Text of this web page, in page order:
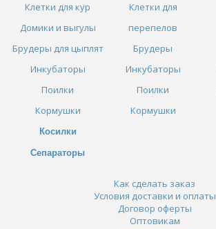
Клетки для кур
Домики и выгулы
Брудеры для цыплят
Инкубаторы
Поилки
Кормушки
Косилки
Сепараторы
Клетки для
перепелов
Брудеры
Инкубаторы
Поилки
Кормушки
Как сделать заказ
Условия доставки и оплаты
Договор оферты
Оптовикам